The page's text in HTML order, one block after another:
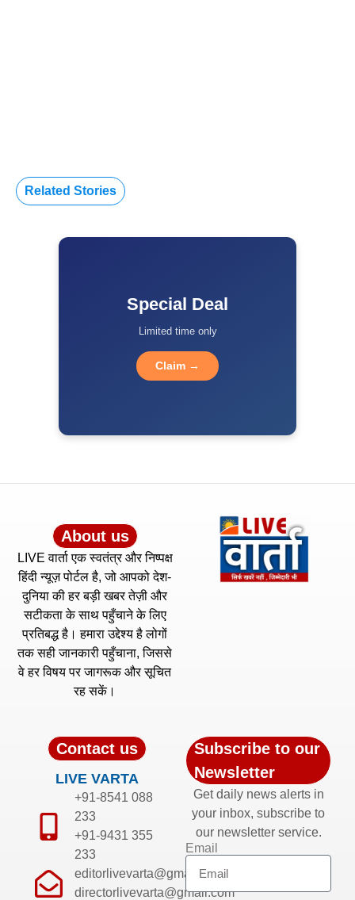
Related Stories
Special Deal
Limited time only
Claim →
About us
LIVE वार्ता एक स्वतंत्र और निष्पक्ष
हिंदी न्यूज़ पोर्टल है, जो आपको देश-
दुनिया की हर बड़ी खबर तेज़ी और
सटीकता के साथ पहुँचाने के लिए
प्रतिबद्ध है। हमारा उद्देश्य है लोगों
तक सही जानकारी पहुँचाना, जिससे
वे हर विषय पर जागरूक और सूचित
रह सकें।
Contact us
LIVE VARTA
+91-8541 088
233
+91-9431 355
233
editorlivevarta@gmail.com
directorlivevarta@gmail.com
Subscribe to our
Newsletter
Get daily news alerts in
your inbox, subscribe to
our newsletter service.
Email